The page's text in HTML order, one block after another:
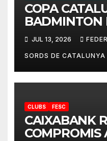
COPA
BADMINTON
2026
JUL 13, 2026
SORDS DE CATALUNYA
CLUBS FESC
CAIXABANK
COMPROMIS